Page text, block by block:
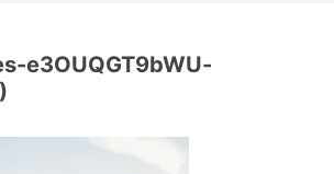
e3OUQGT9bWU-